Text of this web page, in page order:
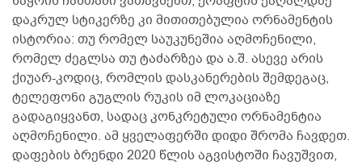
დაკრულ სტიკერზე კი მითითებულია ორნამენტის
ისტორია: თუ რომელ საუკუნეშია აღმოჩენილი,
რომელ ძეგლსა თუ ტაძარზეა და ა.შ. ასევე არის
ქიუარ-კოდიც, რომლის დასკანერების შემდეგაც,
ტელეფონი გუგლის რუკის იმ ლოკაციაზე
გადაგიყვანთ, სადაც კონკრეტული ორნამენტია
აღმოჩენილი. ამ ყველაფერში დიდი შრომა ჩავდეთ.
დაფების ბრენდი 2020 წლის აგვისტოში ჩავუშვით,